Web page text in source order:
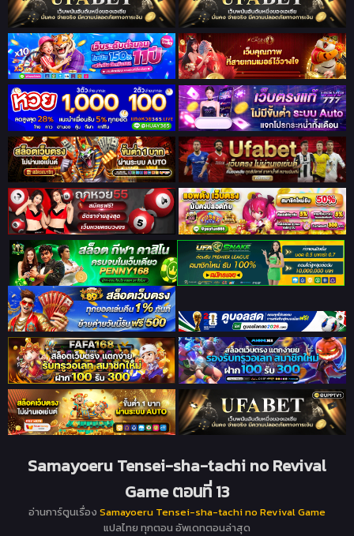
Samayoeru Tensei-sha-tachi no Revival
Game ตอนที่ 13
อ่านการ์ตูนเรื่อง Samayoeru Tensei-sha-tachi no Revival Game
แปลไทย ทุกตอน อัพเดทตอนล่าสุด